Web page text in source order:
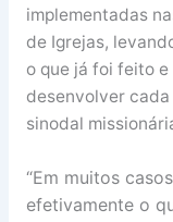
implementadas
de Igrejas,
o que já foi feito
desenvolver
sinodal
“Em muitos
efetivamente o